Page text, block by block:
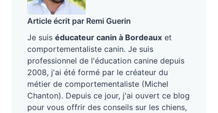
Article écrit par Remi Guerin
Je suis éducateur canin à Bordeaux et
comportementaliste canin. Je suis
professionnel de l'éducation canine depuis
2008, j'ai été formé par le créateur du
métier de comportementaliste (Michel
Chanton). Depuis ce jour, j'ai ouvert ce blog
pour vous offrir des conseils sur les chiens,